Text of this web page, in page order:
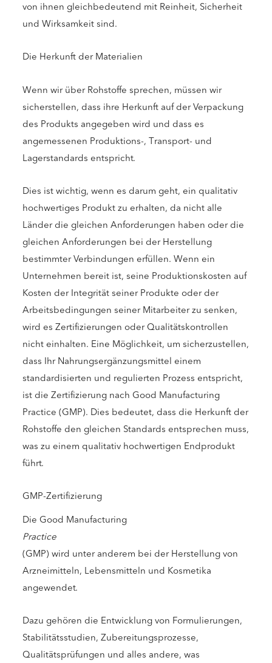
von ihnen gleichbedeutend mit Reinheit, Sicherheit
und Wirksamkeit sind.
Die Herkunft der Materialien
Wenn wir über Rohstoffe sprechen, müssen wir
sicherstellen, dass ihre Herkunft auf der Verpackung
des Produkts angegeben wird und dass es
angemessenen Produktions-, Transport- und
Lagerstandards entspricht.
Dies ist wichtig, wenn es darum geht, ein qualitativ
hochwertiges Produkt zu erhalten, da nicht alle
Länder die gleichen Anforderungen haben oder die
gleichen Anforderungen bei der Herstellung
bestimmter Verbindungen erfüllen. Wenn ein
Unternehmen bereit ist, seine Produktionskosten auf
Kosten der Integrität seiner Produkte oder der
Arbeitsbedingungen seiner Mitarbeiter zu senken,
wird es Zertifizierungen oder Qualitätskontrollen
nicht einhalten. Eine Möglichkeit, um sicherzustellen,
dass Ihr Nahrungsergänzungsmittel einem
standardisierten und regulierten Prozess entspricht,
ist die Zertifizierung nach Good Manufacturing
Practice (GMP). Dies bedeutet, dass die Herkunft der
Rohstoffe den gleichen Standards entsprechen muss,
was zu einem qualitativ hochwertigen Endprodukt
führt.
GMP-Zertifizierung
Die Good Manufacturing
Practice
(GMP) wird unter anderem bei der Herstellung von
Arzneimitteln, Lebensmitteln und Kosmetika
angewendet.
Dazu gehören die Entwicklung von Formulierungen,
Stabilitätsstudien, Zubereitungsprozesse,
Qualitätsprüfungen und alles andere, was